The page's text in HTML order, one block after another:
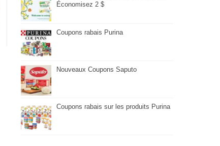
Économisez 2 $
Coupons rabais Purina
Nouveaux Coupons Saputo
Coupons rabais sur les produits Purina